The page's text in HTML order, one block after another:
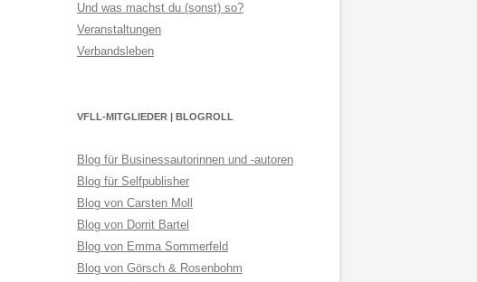
Und was machst du (sonst) so?
Veranstaltungen
Verbandsleben
VFLL-MITGLIEDER | BLOGROLL
Blog für Businessautorinnen und -autoren
Blog für Selfpublisher
Blog von Carsten Moll
Blog von Dorrit Bartel
Blog von Emma Sommerfeld
Blog von Görsch & Rosenbohm